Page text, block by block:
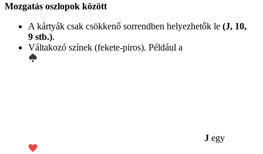
Mozgatás oszlopok között
A kártyák csak csökkenő sorrendben helyezhetők le (J, 10,
9 stb.).
Váltakozó színek (fekete-piros). Például a
J egy